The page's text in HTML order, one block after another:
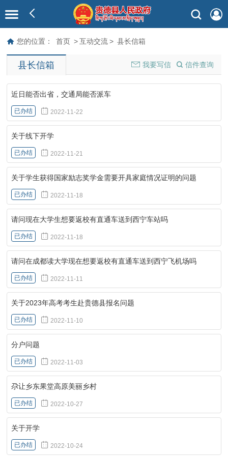
您的位置： 首页 > 互动交流 > 县长信箱
信件查询
我要写信
县长信箱
近日能否出省，交通局能否派车
已办结 2022-11-22
关于线下开学
已办结 2022-11-21
关于学生获得国家励志奖学金需要开具家庭情况证明的问题
已办结 2022-11-18
请问现在大学生想要返校有直通车送到西宁车站吗
已办结 2022-11-18
请问在成都读大学现在想要返校有直通车送到西宁飞机场吗
已办结 2022-11-11
关于2023年高考考生赴贵德县报名问题
已办结 2022-11-10
分户问题
已办结 2022-11-03
尕让乡东果堂高原美丽乡村
已办结 2022-10-27
关于开学
已办结 2022-10-24